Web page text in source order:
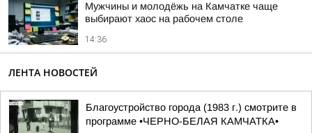
Мужчины и молодёжь на Камчатке чаще
выбирают хаос на рабочем столе
14:36
ЛЕНТА НОВОСТЕЙ
Благоустройство города (1983 г.) смотрите в
программе •ЧЕРНО-БЕЛАЯ КАМЧАТКА•